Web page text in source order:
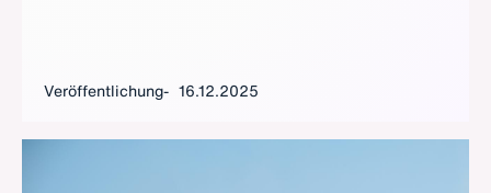
Veröffentlichung 16.12.2025